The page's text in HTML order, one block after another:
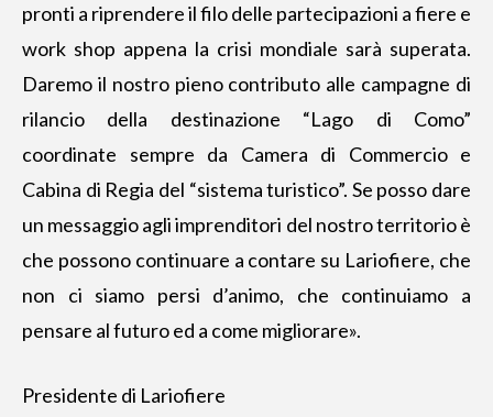
pronti a riprendere il filo delle partecipazioni a fiere e
work shop appena la crisi mondiale sarà superata.
Daremo il nostro pieno contributo alle campagne di
rilancio della destinazione “Lago di Como”
coordinate sempre da Camera di Commercio e
Cabina di Regia del “sistema turistico”. Se posso dare
un messaggio agli imprenditori del nostro territorio è
che possono continuare a contare su Lariofiere, che
non ci siamo persi d’animo, che continuiamo a
pensare al futuro ed a come migliorare».
Presidente di Lariofiere